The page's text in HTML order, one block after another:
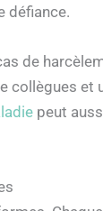
défiance.
de
collègues et
peut